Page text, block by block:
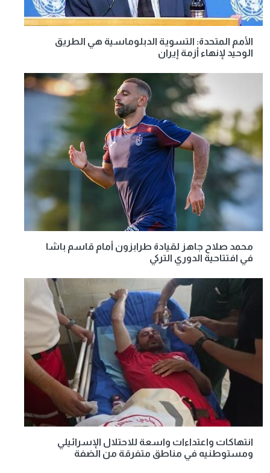
الأمم المتحدة: التسوية الدبلوماسية هي الطريق
الوحيد لإنهاء أزمة إيران
محمد صلاح جاهز لقيادة طرابزون أمام قاسم باشا
في افتتاحية الدوري التركي
انتهاكات واعتداءات واسعة للاحتلال الإسرائيلي
ومستوطنيه في مناطق متفرقة من الضفة